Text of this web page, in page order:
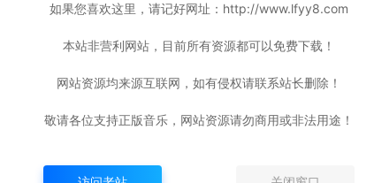
打赏 点赞 ( 0 )
如果您喜欢这里，请记好网址：http://www.lfyy8.com
本站非营利网站，目前所有资源都可以免费下载！
网站资源均来源互联网，如有侵权请联系站长删除！
敬请各位支持正版音乐，网站资源请勿商用或非法用途！